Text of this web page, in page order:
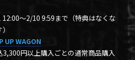
～2/10 9:59まで（特典はなくな
WAGON
円以上購入ごとの通常商品購入